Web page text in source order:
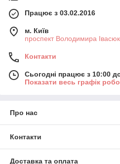
Працює з 03.02.2016
м. Київ
проспект Володимира
Контакти
Сьогодні працює з 10:00
Показати весь графік
Про нас
Контакти
Доставка та оплата